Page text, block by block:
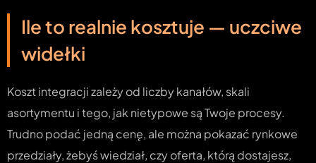
Ile to realnie kosztuje — uczciwe
widełki
Koszt integracji zależy od liczby kanałów, skali
asortymentu i tego, jak nietypowe są Twoje procesy.
Trudno podać jedną cenę, ale można pokazać rynkowe
przedziały, żebyś wiedział, czy oferta, którą dostajesz,